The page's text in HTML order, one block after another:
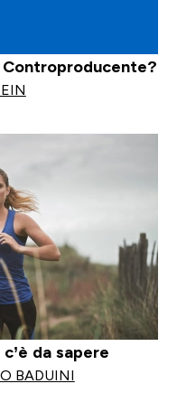
da sapere
BADUINI